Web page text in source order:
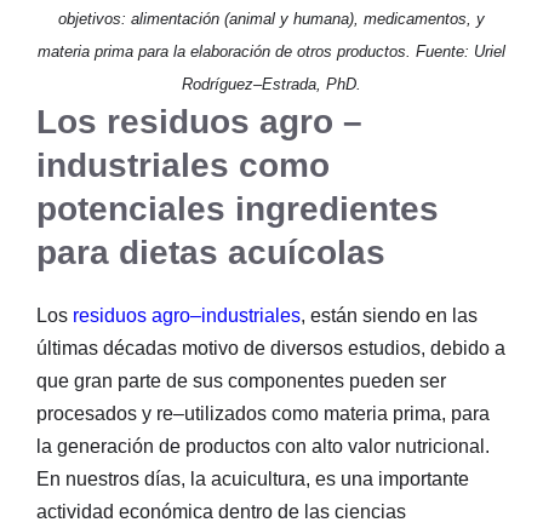
objetivos: alimentación (animal y humana), medicamentos, y
materia prima para la elaboración de otros productos. Fuente: Uriel
Rodríguez–Estrada, PhD.
Los residuos agro –
industriales como
potenciales ingredientes
para dietas acuícolas
Los residuos agro–industriales, están siendo en las
últimas décadas motivo de diversos estudios, debido a
que gran parte de sus componentes pueden ser
procesados y re–utilizados como materia prima, para
la generación de productos con alto valor nutricional.
En nuestros días, la acuicultura, es una importante
actividad económica dentro de las ciencias